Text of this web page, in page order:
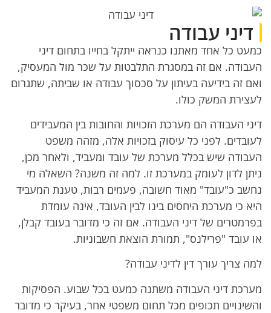
דיני עבודה
כמעט כל אחד מאתנו כנראה ייתקל בחייו בתחום דיני
העבודה. אם זה במסגרת התלבטות על שכר מול המעסיק,
ואם זה בידיעה בעיתון על סכסוך עבודה או שביתה, שתגרום
לעצירת המשק כולו.
דיני העבודה הם מערכת הזכויות והחובות בין המעבידים
לעובדים. לפני כל עיסוק בזכויות אלה, מזהה משפט
העבודה שיש בכלל מערכת של עובד ומעביד, ולאחר מכן,
ניתן לדון לעומק במערכת זו. למה זה משנה? השאלה מי
נחשב כ"עובד" מאוד חשובה, פעמים רבות, טענת המעביד
היא כי מערכת היחסים בינו לבין העובד, אינה עומדת
בפרמטרים של דיני העבודה. אם זה כי מדובר בעובד קבלן,
או עובד "פרילנס", תמורת הוצאת חשבוניות.
למה צריך עורך דין לדיני עבודה?
מערכת דיני העבודה משתנה כמעט בכל שבוע. הפסיקות
והשינויים תכופים מכל תחום משפטי אחר, בעיקר כי מדובר